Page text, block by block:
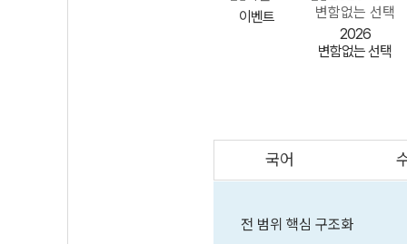
이벤트
2026
변함없는 선택
국어
전 범위 핵심 구조화